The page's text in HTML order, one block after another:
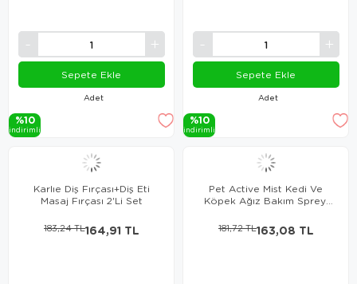
Adet
Sepete Ekle
%10
i̇ndi̇ri̇mli̇
Adet
Sepete Ekle
%10
i̇ndi̇ri̇mli̇
Karlıe Diş Fırçası+Diş Eti
Masaj Fırçası 2'Li Set
164,91 TL
183,24 TL
Pet Active Mist Kedi Ve
Köpek Ağız Bakım Spreyi
163,08 TL
181,72 TL